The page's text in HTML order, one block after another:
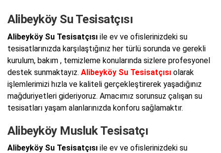
Alibeyköy Su Tesisatçısı
Alibeyköy Su Tesisatçısı ile ev ve ofislerinizdeki su
tesisatlarınızda karşılaştığınız her türlü sorunda ve gerekli
kurulum, bakım , temizleme konularında sizlere profesyonel
destek sunmaktayız. Alibeyköy Su Tesisatçısı olarak
işlemlerimizi hızla ve kaliteli gerçekleştirerek yaşadığınız
mağduriyetleri gideriyoruz. Amacımız sorunsuz çalışan su
tesisatları yaşam alanlarınızda konforu sağlamaktır.
Alibeyköy Musluk Tesisatçı
Alibeyköy Su Tesisatçısı ile ev ve ofislerinizdeki su